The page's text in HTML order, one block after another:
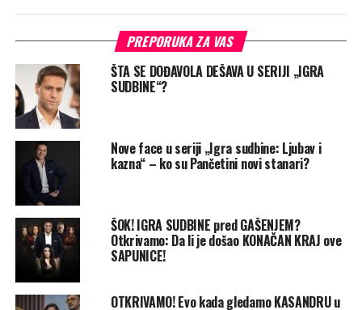
PREPORUKA ZA VAS
ŠTA SE DOĐAVOLA DEŠAVA U SERIJI „IGRA
SUDBINE“?
Nove face u seriji „Igra sudbine: Ljubav i
kazna“ – ko su Pančetini novi stanari?
ŠOK! IGRA SUDBINE pred GAŠENJEM?
Otkrivamo: Da li je došao KONAČAN KRAJ ove
SAPUNICE!
OTKRIVAMO! Evo kada gledamo KASANDRU u